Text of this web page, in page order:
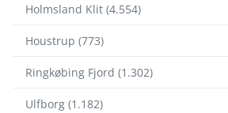
Holmsland Klit (4.554)
Houstrup (773)
Ringkøbing Fjord (1.302)
Ulfborg (1.182)